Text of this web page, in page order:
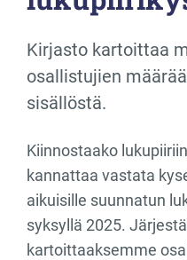
Kirjasto kartoittaa
osallistujien
sisällöstä.
Kiinnostaako
kannattaa vastata
aikuisille suunnatun
syksyllä 2025.
kartoittaaksemme